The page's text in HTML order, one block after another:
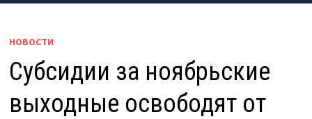
НОВОСТИ
Субсидии за ноябрьские
выходные освободят от